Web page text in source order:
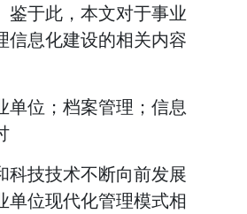
鉴于此，本文对于事业
信息化建设的相关内容
单位；档案管理；信息
科技技术不断向前发展
单位现代化管理模式相